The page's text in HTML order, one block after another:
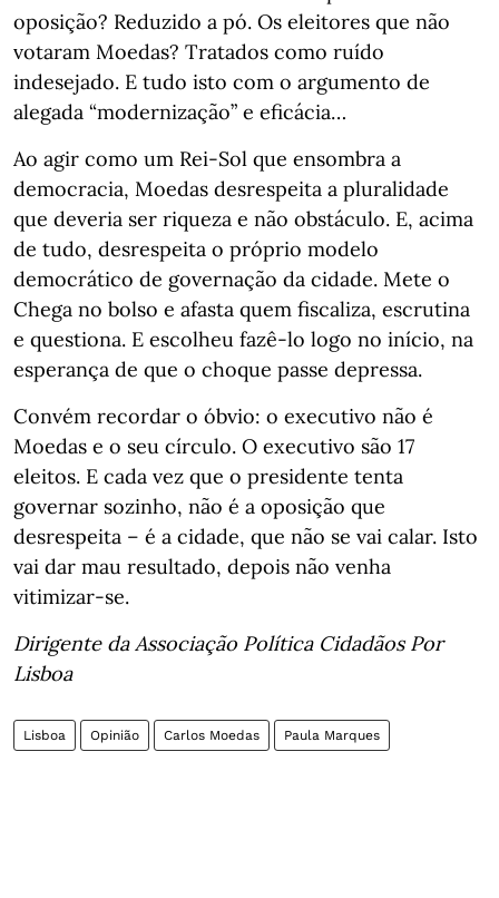
oposição? Reduzido a pó. Os eleitores que não
votaram Moedas? Tratados como ruído
indesejado. E tudo isto com o argumento de
alegada “modernização” e eficácia…
Ao agir como um Rei-Sol que ensombra a
democracia, Moedas desrespeita a pluralidade
que deveria ser riqueza e não obstáculo. E, acima
de tudo, desrespeita o próprio modelo
democrático de governação da cidade. Mete o
Chega no bolso e afasta quem fiscaliza, escrutina
e questiona. E escolheu fazê-lo logo no início, na
esperança de que o choque passe depressa.
Convém recordar o óbvio: o executivo não é
Moedas e o seu círculo. O executivo são 17
eleitos. E cada vez que o presidente tenta
governar sozinho, não é a oposição que
desrespeita – é a cidade, que não se vai calar. Isto
vai dar mau resultado, depois não venha
vitimizar-se.
Dirigente da Associação Política Cidadãos Por
Lisboa
Lisboa Opinião Carlos Moedas Paula Marques